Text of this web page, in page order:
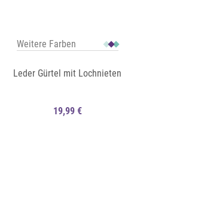
Weitere Farben
Leder Gürtel mit Lochnieten
19,99 €